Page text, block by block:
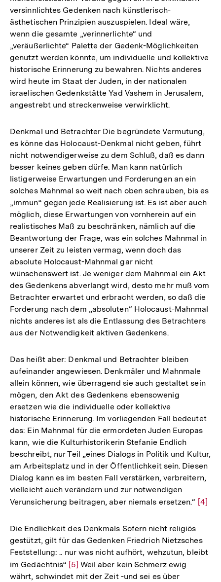
versinnlichtes Gedenken nach künstlerisch-
ästhetischen Prinzipien auszuspielen. Ideal wäre,
wenn die gesamte „verinnerlichte“ und
„veräußerlichte“ Palette der Gedenk-Möglichkeiten
genutzt werden könnte, um individuelle und kollektive
historische Erinnerung zu bewahren. Nichts anderes
wird heute im Staat der Juden, in der nationalen
israelischen Gedenkstätte Yad Vashem in Jerusalem,
angestrebt und streckenweise verwirklicht.
Denkmal und Betrachter Die begründete Vermutung,
es könne das Holocaust-Denkmal nicht geben, führt
nicht notwendigerweise zu dem Schluß, daß es dann
besser keines geben dürfe. Man kann natürlich
listigerweise Erwartungen und Forderungen an ein
solches Mahnmal so weit nach oben schrauben, bis es
„immun“ gegen jede Realisierung ist. Es ist aber auch
möglich, diese Erwartungen von vornherein auf ein
realistisches Maß zu beschränken, nämlich auf die
Beantwortung der Frage, was ein solches Mahnmal in
unserer Zeit zu leisten vermag, wenn doch das
absolute Holocaust-Mahnmal gar nicht
wünschenswert ist. Je weniger dem Mahnmal ein Akt
des Gedenkens abverlangt wird, desto mehr muß vom
Betrachter erwartet und erbracht werden, so daß die
Forderung nach dem „absoluten“ Holocaust-Mahnmal
nichts anderes ist als die Entlassung des Betrachters
aus der Notwendigkeit aktiven Gedenkens.
Das heißt aber: Denkmal und Betrachter bleiben
aufeinander angewiesen. Denkmäler und Mahnmale
allein können, wie überragend sie auch gestaltet sein
mögen, den Akt des Gedenkens ebensowenig
ersetzen wie die individuelle oder kollektive
historische Erinnerung. Im vorliegenden Fall bedeutet
das: Ein Mahnmal für die ermordeten Juden Europas
kann, wie die Kulturhistorikerin Stefanie Endlich
beschreibt, nur Teil „eines Dialogs in Politik und Kultur,
am Arbeitsplatz und in der Öffentlichkeit sein. Diesen
Dialog kann es im besten Fall verstärken, verbreitern,
vielleicht auch verändern und zur notwendigen
Verunsicherung beitragen, aber niemals ersetzen.“ Zur
[4]
Die Endlichkeit des Denkmals Sofern nicht religiös
gestützt, gilt für das Gedenken Friedrich Nietzsches
Feststellung: .. nur was nicht aufhört, wehzutun, bleibt
im Gedächtnis“ Zur
Auflösung
[5] Weil aber kein Schmerz ewig
währt, schwindet mit der Zeit -und sei es über